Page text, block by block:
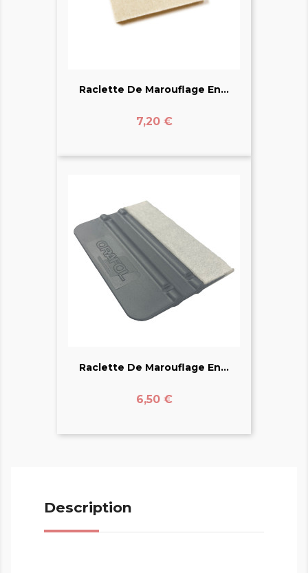
Raclette De Marouflage En...
Prix
7,20 €
Raclette De Marouflage En...
Prix
6,50 €
Description